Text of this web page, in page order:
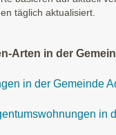
täglich aktualisiert.
Arten in der
in der Gemeinde
in